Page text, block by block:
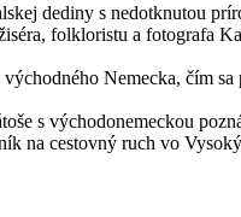
dediny s nedotknutou
folkloristu a fotografa
Nemecka, čím
s východonemeckou
na cestovný ruch vo